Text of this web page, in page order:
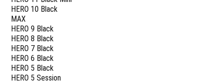
HERO 10 Black
MAX
HERO 9 Black
HERO 8 Black
HERO 7 Black
HERO 6 Black
HERO 5 Black
HERO 5 Session